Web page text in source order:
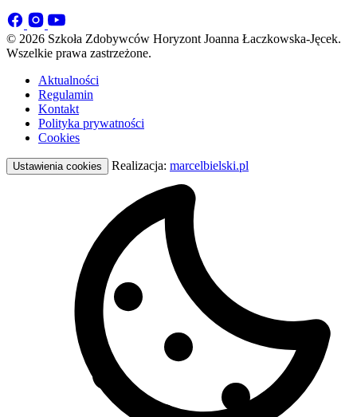
© 2026 Szkoła Zdobywców Horyzont Joanna Łaczkowska-Jęcek.
Wszelkie prawa zastrzeżone.
Aktualności
Regulamin
Kontakt
Polityka prywatności
Cookies
Ustawienia cookies Realizacja: marcelbielski.pl